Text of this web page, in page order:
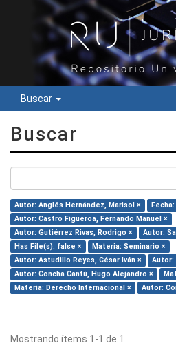
Buscar
Buscar
Autor: Anglés Hernández, Marisol ×
Fecha:
Autor: Castro Figueroa, Fernando Manuel ×
Autor: Gutiérrez Rivas, Rodrigo ×
Autor:
Has File(s): false ×
Materia: Seminario ×
Autor: Astudillo Reyes, César Iván ×
Autor:
Autor: Concha Cantú, Hugo Alejandro ×
Materia: Derecho Internacional ×
Autor:
Mostrando ítems 1-1 de 1